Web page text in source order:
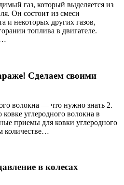
газ, который выделяется из
Он состоит из смеси
и некоторых других газов,
топлива в двигателе.
Сделаем своими
волокна — что нужно знать 2.
углеродного волокна в
приемы для ковки углеродного
количестве…
в колесах